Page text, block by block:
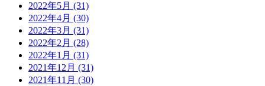
2022年5月 (31)
2022年4月 (30)
2022年3月 (31)
2022年2月 (28)
2022年1月 (31)
2021年12月 (31)
2021年11月 (30)